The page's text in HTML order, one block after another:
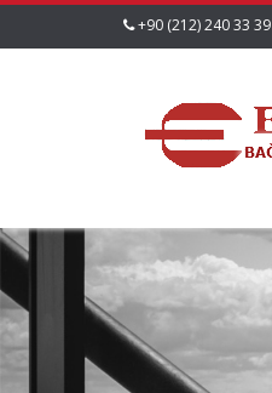
+90 (212) 240 33 39